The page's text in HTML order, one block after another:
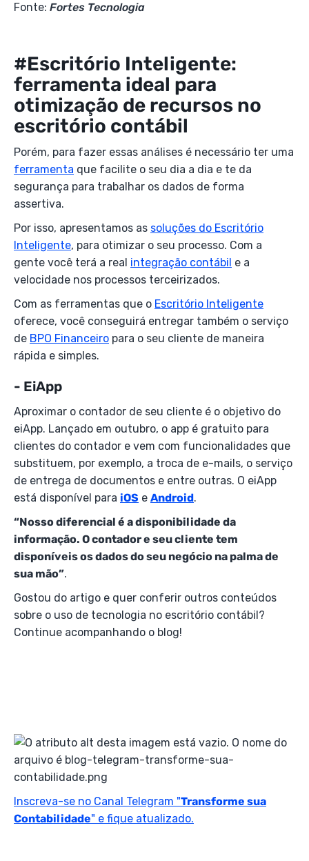
Fonte: Fortes Tecnologia
#Escritório Inteligente:
ferramenta ideal para
otimização de recursos no
escritório contábil
Porém, para fazer essas análises é necessário ter uma
ferramenta que facilite o seu dia a dia e te da
segurança para trabalhar os dados de forma
assertiva.
Por isso, apresentamos as soluções do Escritório
Inteligente, para otimizar o seu processo. Com a
gente você terá a real integração contábil e a
velocidade nos processos terceirizados.
Com as ferramentas que o Escritório Inteligente
oferece, você conseguirá entregar também o serviço
de BPO Financeiro para o seu cliente de maneira
rápida e simples.
- EiApp
Aproximar o contador de seu cliente é o objetivo do
eiApp. Lançado em outubro, o app é gratuito para
clientes do contador e vem com funcionalidades que
substituem, por exemplo, a troca de e-mails, o serviço
de entrega de documentos e entre outras. O eiApp
está disponível para iOS e Android.
“Nosso diferencial é a disponibilidade da
informação. O contador e seu cliente tem
disponíveis os dados do seu negócio na palma de
sua mão”.
Gostou do artigo e quer conferir outros conteúdos
sobre o uso de tecnologia no escritório contábil?
Continue acompanhando o blog!
Inscreva-se no Canal Telegram "Transforme sua
Contabilidade" e fique atualizado.